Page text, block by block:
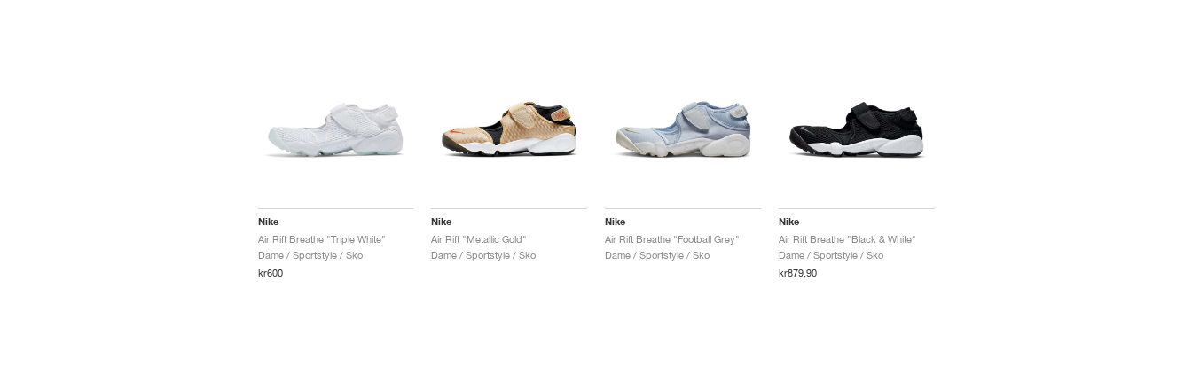
Nike
Air Rift Breathe "Triple White"
Dame / Sportstyle / Sko
kr600
Nike
Air Rift "Metallic Gold"
Dame / Sportstyle / Sko
Nike
Air Rift Breathe "Football Grey"
Dame / Sportstyle / Sko
Nike
Air Rift Breathe "Black & White"
Dame / Sportstyle / Sko
kr879,90